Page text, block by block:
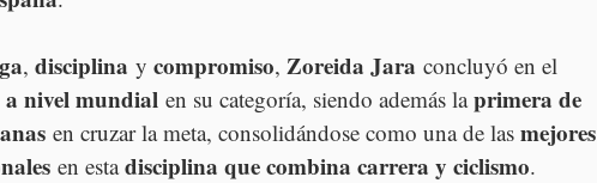
, disciplina y compromiso, Zoreida Jara concluyó en el
nivel mundial en su categoría, siendo además la primera de
en cruzar la meta, consolidándose como una de las mejores
en esta disciplina que combina carrera y ciclismo.